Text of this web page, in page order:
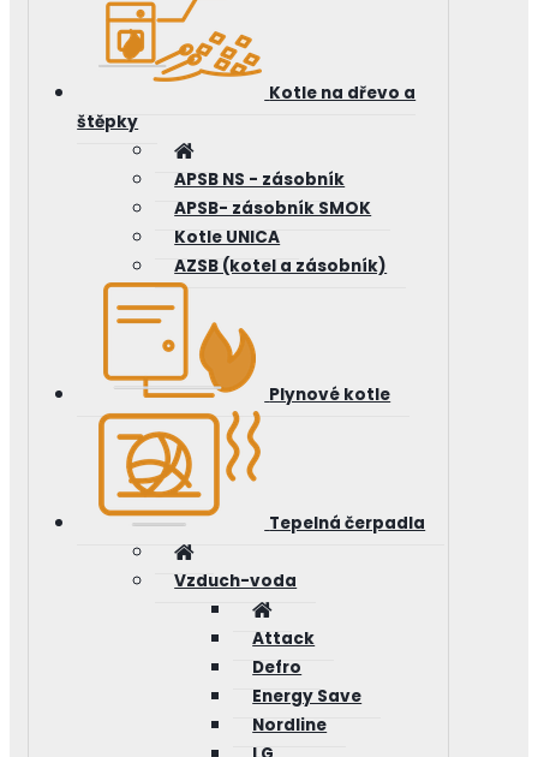
Kotle na dřevo a
štěpky
APSB NS - zásobník
APSB- zásobník SMOK
Kotle UNICA
AZSB (kotel a zásobník)
Plynové kotle
Tepelná čerpadla
Vzduch-voda
Attack
Defro
Energy Save
Nordline